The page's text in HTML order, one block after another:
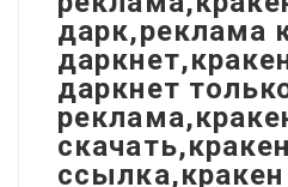
дарк,реклама
даркнет